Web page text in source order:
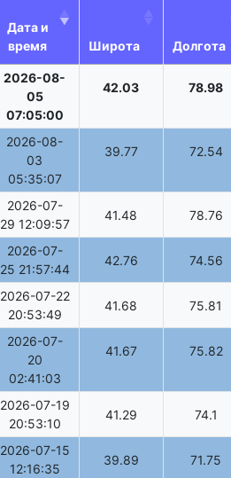
Дата и
время
Широта Долгота
2026-08-
05
07:05:00
42.03 78.98
2026-08-
03
05:35:07
39.77 72.54
2026-07-
29 12:09:57
41.48 78.76
2026-07-
25 21:57:44
42.76 74.56
2026-07-22
20:53:49
41.68 75.81
2026-07-
20
02:41:03
41.67 75.82
2026-07-19
20:53:10
41.29 74.1
2026-07-15
12:16:35
39.89 71.75